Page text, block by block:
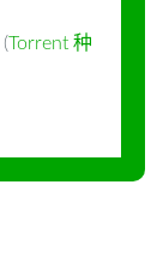
(Torrent 种